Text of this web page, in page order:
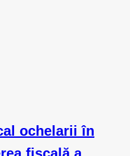
ochelarii în